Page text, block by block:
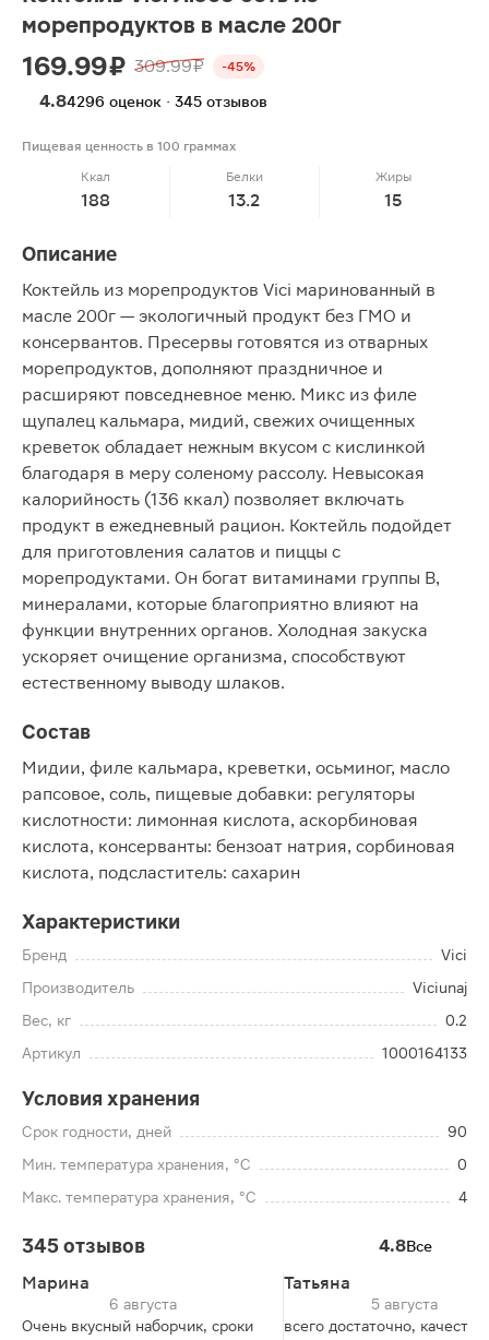
морепродуктов в масле 200г
169.99 ₽ 309.99 ₽ -45%
4.84296 оценок · 345 отзывов
Пищевая ценность в 100 граммах
Ккал
188
Белки
13.2
Жиры
15
Описание
Коктейль из морепродуктов Vici маринованный в
масле 200г — экологичный продукт без ГМО и
консервантов. Пресервы готовятся из отварных
морепродуктов, дополняют праздничное и
расширяют повседневное меню. Микс из филе
щупалец кальмара, мидий, свежих очищенных
креветок обладает нежным вкусом с кислинкой
благодаря в меру соленому рассолу. Невысокая
калорийность (136 ккал) позволяет включать
продукт в ежедневный рацион. Коктейль подойдет
для приготовления салатов и пиццы с
морепродуктами. Он богат витаминами группы В,
минералами, которые благоприятно влияют на
функции внутренних органов. Холодная закуска
ускоряет очищение организма, способствуют
естественному выводу шлаков.
Состав
Мидии, филе кальмара, креветки, осьминог, масло
рапсовое, соль, пищевые добавки: регуляторы
кислотности: лимонная кислота, аскорбиновая
кислота, консерванты: бензоат натрия, сорбиновая
кислота, подсластитель: сахарин
Характеристики
Бренд
Vici
Производитель
Viciunaj
Вес, кг
0.2
Артикул
1000164133
Условия хранения
Срок годности, дней
90
Мин. температура хранения, °C
0
Макс. температура хранения, °C
4
345 отзывов 4.8Все
Марина
6 августа
Очень вкусный наборчик, сроки
Татьяна
5 августа
всего достаточно, качество